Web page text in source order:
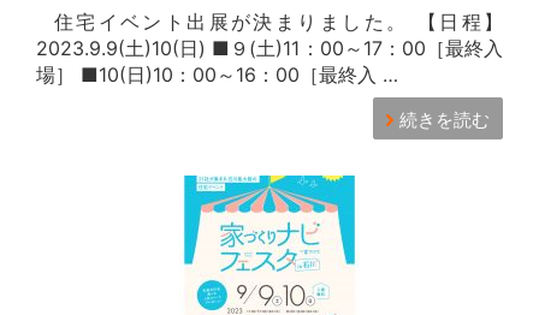
住宅イベント出展が決まりました。 【日程】
2023.9.9(土)10(日) ■９(土)11：00～17：00［最終入
場］ ■10(日)10：00～16：00［最終入 …
続きを読む